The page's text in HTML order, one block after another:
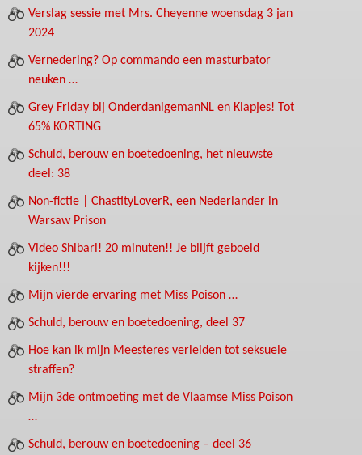
Verslag sessie met Mrs. Cheyenne woensdag 3 jan
2024
Vernedering? Op commando een masturbator
neuken …
Grey Friday bij OnderdanigemanNL en Klapjes! Tot
65% KORTING
Schuld, berouw en boetedoening, het nieuwste
deel: 38
Non-fictie | ChastityLoverR, een Nederlander in
Warsaw Prison
Video Shibari! 20 minuten!! Je blijft geboeid
kijken!!!
Mijn vierde ervaring met Miss Poison …
Schuld, berouw en boetedoening, deel 37
Hoe kan ik mijn Meesteres verleiden tot seksuele
straffen?
Mijn 3de ontmoeting met de Vlaamse Miss Poison
…
Schuld, berouw en boetedoening – deel 36